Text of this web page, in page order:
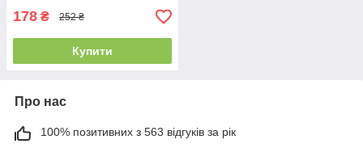
178 ₴ 252 ₴
Купити
Про нас
100% позитивних з 563 відгуків за рік